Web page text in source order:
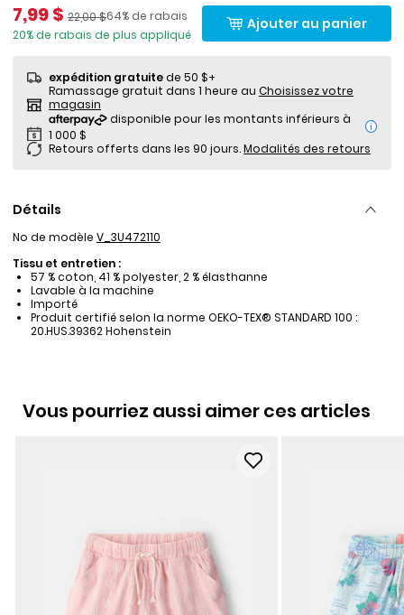
Prix de solde
7,99 $ Pourcentage de rabais
64% de rabais
Prix ​​de détail suggéré par le fabricant
22,00 $
20% de rabais de plus appliqué
Ajouter au panier
expédition gratuitede 50 $+
Ramassage gratuit dans 1 heure au Choisissez votre
magasin
i
Retours offerts dans les 90 jours.Modalités des retours
Détails
No de modèle V_3U472110
Tissu et entretien :
57 % coton, 41 % polyester, 2 % élasthanne
Lavable à la machine
Importé
Produit certifié selon la norme OEKO-TEX® STANDARD 100 :
20.HUS.39362 Hohenstein
Vous pourriez aussi aimer ces articles